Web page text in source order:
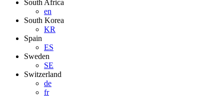
South Africa
en
South Korea
KR
Spain
ES
Sweden
SE
Switzerland
de
fr